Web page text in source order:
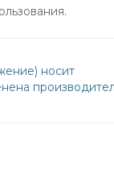
носит